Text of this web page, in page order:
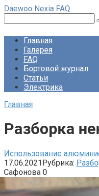
Перейти
контенту
Daewoo Nexia FAQ
Главная
Галерея
FAQ
Бортовой журнал
Статьи
Электрика
Главная
Разборка
Использование
17.06.2021Рубрика:
Сафонова 0